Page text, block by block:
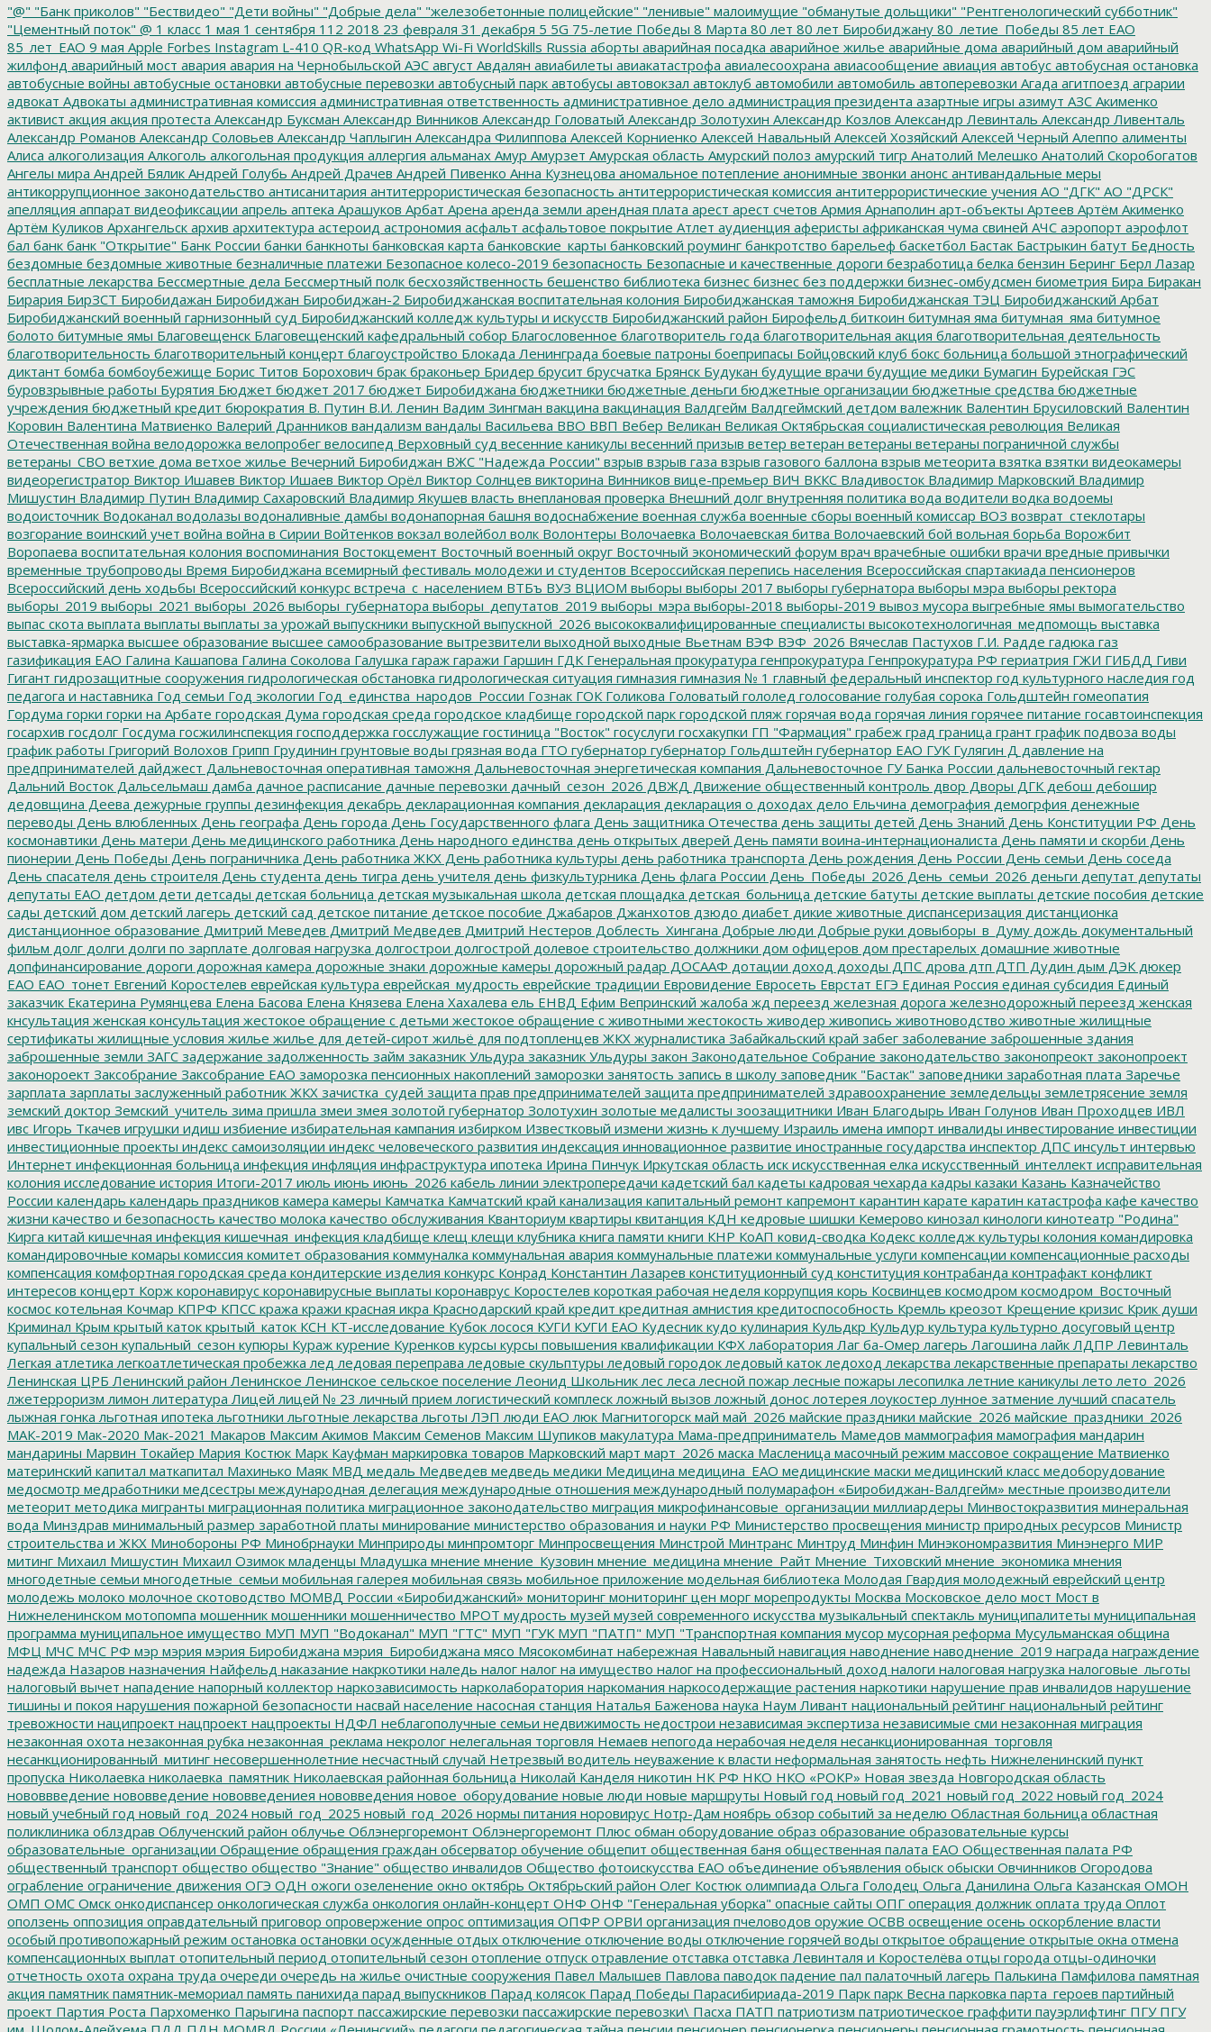
"@" "Банк приколов" "Бествидео" "Дети войны" "Добрые дела" "железобетонные полицейские" "ленивые" малоимущие "обманутые дольщики" "Рентгенологический субботник"
"Цементный поток" @ 1 класс 1 мая 1 сентября 112 2018 23 февраля 31 декабря 5 5G 75-летие Победы 8 Марта 80 лет 80 лет Биробиджану 80_летие_Победы 85 лет ЕАО
85_лет_ЕАО 9 мая Apple Forbes Instagram L-410 QR-код WhatsApp Wi-Fi WorldSkills Russia аборты аварийная посадка аварийное жилье аварийные дома аварийный дом аварийный
жилфонд аварийный мост авария авария на Чернобыльской АЭС август Авдалян авиабилеты авиакатастрофа авиалесоохрана авиасообщение авиация автобус автобусная остановка
автобусные войны автобусные остановки автобусные перевозки автобусный парк автобусы автовокзал автоклуб автомобили автомобиль автоперевозки Агада агитпоезд аграрии
адвокат Адвокаты административная комиссия административная ответственность административное дело администрация президента азартные игры азимут АЗС Акименко
активист акция акция протеста Александр Буксман Александр Винников Александр Головатый Александр Золотухин Александр Козлов Александр Левинталь Александр Ливенталь
Александр Романов Александр Соловьев Александр Чаплыгин Александра Филиппова Алексей Корниенко Алексей Навальный Алексей Хозяйский Алексей Черный Алеппо алименты
Алиса алкоголизация Алкоголь алкогольная продукция аллергия альманах Амур Амурзет Амурская область Амурский полоз амурский тигр Анатолий Мелешко Анатолий Скоробогатов
Ангелы мира Андрей Бялик Андрей Голубь Андрей Драчев Андрей Пивенко Анна Кузнецова аномальное потепление анонимные звонки анонс антивандальные меры
антикоррупционное законодательство антисанитария антитеррористическая безопасность антитеррористическая комиссия антитеррористические учения АО "ДГК" АО "ДРСК"
апелляция аппарат видеофиксации апрель аптека Арашуков Арбат Арена аренда земли арендная плата арест арест счетов Армия Арнаполин арт-объекты Артеев Артём Акименко
Артём Куликов Архангельск архив архитектура астероид астрономия асфальт асфальтовое покрытие Атлет аудиенция аферисты африканская чума свиней АЧС аэропорт аэрофлот
бал банк банк "Открытие" Банк России банки банкноты банковская карта банковские_карты банковский роуминг банкротство барельеф баскетбол Бастак Бастрыкин батут Бедность
бездомные бездомные животные безналичные платежи Безопасное колесо-2019 безопасность Безопасные и качественные дороги безработица белка бензин Беринг Берл Лазар
бесплатные лекарства Бессмертные дела Бессмертный полк бесхозяйственность бешенство библиотека бизнес бизнес без поддержки бизнес-омбудсмен биометрия Бира Биракан
Бирария БирЗСТ Биробидажан Биробиджан Биробиджан-2 Биробиджанская воспитательная колония Биробиджанская таможня Биробиджанская ТЭЦ Биробиджанский Арбат
Биробиджанский военный гарнизонный суд Биробиджанский колледж культуры и искусств Биробиджанский район Бирофельд биткоин битумная яма битумная_яма битумное
болото битумные ямы Благовещенск Благовещенский кафедральный собор Благословенное благотворитель года благотворительная акция благотворительная деятельность
благотворительность благотворительный концерт благоустройство Блокада Ленинграда боевые патроны боеприпасы Бойцовский клуб бокс больница большой этнографический
диктант бомба бомбоубежище Борис Титов Борохович брак браконьер Бридер брусит брусчатка Брянск Будукан будущие врачи будущие медики Бумагин Бурейская ГЭС
буровзрывные работы Бурятия Бюджет бюджет 2017 бюджет Биробиджана бюджетники бюджетные деньги бюджетные организации бюджетные средства бюджетные
учреждения бюджетный кредит бюрократия В. Путин В.И. Ленин Вадим Зингман вакцина вакцинация Валдгейм Валдгеймский детдом валежник Валентин Брусиловский Валентин
Коровин Валентина Матвиенко Валерий Дранников вандализм вандалы Васильева ВВО ВВП Вебер Великан Великая Октябрьская социалистическая революция Великая
Отечественная война велодорожка велопробег велосипед Верховный суд весенние каникулы весенний призыв ветер ветеран ветераны ветераны пограничной службы
ветераны_СВО ветхие дома ветхое жилье Вечерний Биробиджан ВЖС "Надежда России" взрыв взрыв газа взрыв газового баллона взрыв метеорита взятка взятки видеокамеры
видеорегистратор Виктор Ишавев Виктор Ишаев Виктор Орёл Виктор Солнцев викторина Винников вице-премьер ВИЧ ВККС Владивосток Владимир Марковский Владимир
Мишустин Владимир Путин Владимир Сахаровский Владимир Якушев власть внеплановая проверка Внешний долг внутренняя политика вода водители водка водоемы
водоисточник Водоканал водолазы водоналивные дамбы водонапорная башня водоснабжение военная служба военные сборы военный комиссар ВОЗ возврат_стеклотары
возгорание воинский учет война война в Сирии Войтенков вокзал волейбол волк Волонтеры Волочаевка Волочаевская битва Волочаевский бой вольная борьба Ворожбит
Воропаева воспитательная колония воспоминания Востокцемент Восточный военный округ Восточный экономический форум врач врачебные ошибки врачи вредные привычки
временные трубопроводы Время Биробиджана всемирный фестиваль молодежи и студентов Всероссийская перепись населения Всероссийская спартакиада пенсионеров
Всероссийский день ходьбы Всероссийский конкурс встреча_с_населением ВТБъ ВУЗ ВЦИОМ выборы выборы 2017 выборы губернатора выборы мэра выборы ректора
выборы_2019 выборы_2021 выборы_2026 выборы_губернатора выборы_депутатов_2019 выборы_мэра выборы-2018 выборы-2019 вывоз мусора выгребные ямы вымогательство
выпас скота выплата выплаты выплаты за урожай выпускники выпускной выпускной_2026 высококвалифицированные специалисты высокотехнологичная_медпомощь выставка
выставка-ярмарка высшее образование высшее самообразование вытрезвители выходной выходные Вьетнам ВЭФ ВЭФ_2026 Вячеслав Пастухов Г.И. Радде гадюка газ
газификация ЕАО Галина Кашапова Галина Соколова Галушка гараж гаражи Гаршин ГДК Генеральная прокуратура генпрокуратура Генпрокуратура РФ гериатрия ГЖИ ГИБДД Гиви
Гигант гидрозащитные сооружения гидрологическая обстановка гидрологическая ситуация гимназия гимназия № 1 главный федеральный инспектор год культурного наследия год
педагога и наставника Год семьи Год экологии Год_единства_народов_России Гознак ГОК Голикова Головатый гололед голосование голубая сорока Гольдштейн гомеопатия
Гордума горки горки на Арбате городская Дума городская среда городское кладбище городской парк городской пляж горячая вода горячая линия горячее питание госавтоинспекция
госархив госдолг Госдума госжилинспекция господдержка госслужащие гостиница "Восток" госуслуги госхакупки ГП "Фармация" грабеж град граница грант график подвоза воды
график работы Григорий Волохов Грипп Грудинин грунтовые воды грязная вода ГТО губернатор губернатор Гольдштейн губернатор ЕАО ГУК Гулягин Д давление на
предпринимателей дайджест Дальневосточная оперативная таможня Дальневосточная энергетическая компания Дальневосточное ГУ Банка России дальневосточный гектар
Дальний Восток Дальсельмаш дамба дачное расписание дачные перевозки дачный_сезон_2026 ДВЖД Движение общественный контроль двор Дворы ДГК дебош дебошир
дедовщина Деева дежурные группы дезинфекция декабрь декларационная компания декларация декларация о доходах дело Ельчина демография демогрфия денежные
переводы День влюбленных День географа День города День Государственного флага День защитника Отечества день защиты детей День Знаний День Конституции РФ День
космонавтики День матери День медицинского работника День народного единства день открытых дверей День памяти воина-интернационалиста День памяти и скорби День
пионерии День Победы День пограничника День работника ЖКХ День работника культуры день работника транспорта День рождения День России День семьи День соседа
День спасателя день строителя День студента день тигра день учителя день физкультурника День флага России День_Победы_2026 День_семьи_2026 деньги депутат депутаты
депутаты ЕАО детдом дети детсады детская больница детская музыкальная школа детская площадка детская_больница детские батуты детские выплаты детские пособия детские
сады детский дом детский лагерь детский сад детское питание детское пособие Джабаров Джанхотов дзюдо диабет дикие животные диспансеризация дистанционка
дистанционное образование Дмитрий Меведев Дмитрий Медведев Дмитрий Нестеров Доблесть_Хингана Добрые люди Добрые руки довыборы_в_Думу дождь документальный
фильм долг долги долги по зарплате долговая нагрузка долгострои долгострой долевое строительство должники дом офицеров дом престарелых домашние животные
допфинансирование дороги дорожная камера дорожные знаки дорожные камеры дорожный радар ДОСААФ дотации доход доходы ДПС дрова дтп ДТП Дудин дым ДЭК дюкер
ЕАО ЕАО_тонет Евгений Коростелев еврейская культура еврейская_мудрость еврейские традиции Евровидение Евросеть Еврстат ЕГЭ Единая Россия единая субсидия Единый
заказчик Екатерина Румянцева Елена Басова Елена Князева Елена Хахалева ель ЕНВД Ефим Вепринский жалоба жд переезд железная дорога железнодорожный переезд женская
кнсультация женская консультация жестокое обращение с детьми жестокое обращение с животными жестокость живодер живопись животноводство животные жилищные
сертификаты жилищные условия жилье жилье для детей-сирот жильё для подтопленцев ЖКХ журналистика Забайкальский край забег заболевание заброшенные здания
заброшенные земли ЗАГС задержание задолженность займ заказник Ульдура заказник Ульдуры закон Законодательное Собрание законодательство законопреокт законопроект
законороект Заксобрание Заксобрание ЕАО заморозка пенсионных накоплений заморозки занятость запись в школу заповедник "Бастак" заповедники заработная плата Заречье
зарплата зарплаты заслуженный работник ЖКХ зачистка_судей защита прав предпринимателей защита предпринимателей здравоохранение земледельцы землетрясение земля
земский доктор Земский_учитель зима пришла змеи змея золотой губернатор Золотухин золотые медалисты зоозащитники Иван Благодырь Иван Голунов Иван Проходцев ИВЛ
ивс Игорь Ткачев игрушки идиш избиение избирательная кампания избирком Известковый измени жизнь к лучшему Израиль имена импорт инвалиды инвестирование инвестиции
инвестиционные проекты индекс самоизоляции индекс человеческого развития индексация инновационное развитие иностранные государства инспектор ДПС инсульт интервью
Интернет инфекционная больница инфекция инфляция инфраструктура ипотека Ирина Пинчук Иркутская область иск искусственная елка искусственный_интеллект исправительная
колония исследование история Итоги-2017 июль июнь июнь_2026 кабель линии электропередачи кадетский бал кадеты кадровая чехарда кадры казаки Казань Казначейство
России календарь календарь праздников камера камеры Камчатка Камчатский край канализация капитальный ремонт капремонт карантин карате каратин катастрофа кафе качество
жизни качество и безопасность качество молока качество обслуживания Кванториум квартиры квитанция КДН кедровые шишки Кемерово кинозал кинологи кинотеатр "Родина"
Кирга китай кишечная инфекция кишечная_инфекция кладбище клещ клещи клубника книга памяти книги КНР КоАП ковид-сводка Кодекс колледж культуры колония командировка
командировочные комары комиссия комитет образования коммуналка коммунальная авария коммунальные платежи коммунальные услуги компенсации компенсационные расходы
компенсация комфортная городская среда кондитерские изделия конкурс Конрад Константин Лазарев конституционный суд конституция контрабанда контрафакт конфликт
интересов концерт Корж коронавирус коронавирусные выплаты коронаврус Коростелев короткая рабочая неделя коррупция корь Косвинцев космодром космодром_Восточный
космос котельная Кочмар КПРФ КПСС кража кражи красная икра Краснодарский край кредит кредитная амнистия кредитоспособность Кремль креозот Крещение кризис Крик души
Криминал Крым крытый каток крытый_каток КСН КТ-исследование Кубок лосося КУГИ КУГИ ЕАО Кудесник кудо кулинария Кульдкр Кульдур культура культурно досуговый центр
купальный сезон купальный_сезон купюры Кураж курение Куренков курсы курсы повышения квалификации КФХ лаборатория Лаг ба-Омер лагерь Лагошина лайк ЛДПР Левинталь
Легкая атлетика легкоатлетическая пробежка лед ледовая переправа ледовые скульптуры ледовый городок ледовый каток ледоход лекарства лекарственные препараты лекарство
Ленинская ЦРБ Ленинский район Ленинское Ленинское сельское поселение Леонид Школьник лес леса лесной пожар лесные пожары лесопилка летние каникулы лето лето_2026
лжетерроризм лимон литература Лицей лицей № 23 личный прием логистический комплеск ложный вызов ложный донос лотерея лоукостер лунное затмение лучший спасатель
лыжная гонка льготная ипотека льготники льготные лекарства льготы ЛЭП люди ЕАО люк Магнитогорск май май_2026 майские праздники майские_2026 майские_праздники_2026
МАК-2019 Мак-2020 Мак-2021 Макаров Максим Акимов Максим Семенов Максим Шупиков макулатура Мама-предприниматель Мамедов маммография мамография мандарин
мандарины Марвин Токайер Мария Костюк Марк Кауфман маркировка товаров Марковский март март_2026 маска Масленица масочный режим массовое сокращение Матвиенко
материнский капитал маткапитал Махинько Маяк МВД медаль Медведев медведь медики Медицина медицина_ЕАО медицинские маски медицинский класс медоборудование
медосмотр медработники медсестры международная делегация международные отношения международный полумарафон «Биробиджан-Валдгейм» местные производители
метеорит методика мигранты миграционная политика миграционное законодательство миграция микрофинансовые_организации миллиардеры Минвостокразвития минеральная
вода Минздрав минимальный размер заработной платы минирование министерство образования и науки РФ Министерство просвещения министр природных ресурсов Министр
строительства и ЖКХ Минобороны РФ Минобрнауки Минприроды минпромторг Минпросвещения Минстрой Минтранс Минтруд Минфин Минэкономразвития Минэнерго МИР
митинг Михаил Мишустин Михаил Озимок младенцы Младушка мнение мнение_Кузовин мнение_медицина мнение_Райт Мнение_Тиховский мнение_экономика мнения
многодетные семьи многодетные_семьи мобильная галерея мобильная связь мобильное приложение модельная библиотека Молодая Гвардия молодежный еврейский центр
молодежь молоко молочное скотоводство МОМВД России «Биробиджанский» мониторинг мониторинг цен морг морепродукты Москва Московское дело мост Мост в
Нижнеленинском мотопомпа мошенник мошенники мошенничество МРОТ мудрость музей музей современного искусства музыкальный спектакль муниципалитеты муниципальная
программа муниципальное имущество МУП МУП "Водоканал" МУП "ГТС" МУП "ГУК МУП "ПАТП" МУП "Транспортная компания мусор мусорная реформа Мусульманская община
МФЦ МЧС МЧС РФ мэр мэрия мэрия Биробиджана мэрия_Биробиджана мясо Мясокомбинат набережная Навальный навигация наводнение наводнение_2019 награда награждение
надежда Назаров назначения Найфельд наказание накркотики наледь налог налог на имущество налог на профессиональный доход налоги налоговая нагрузка налоговые_льготы
налоговый вычет нападение напорный коллектор наркозависимость нарколаборатория наркомания наркосодержащие растения наркотики нарушение прав инвалидов нарушение
тишины и покоя нарушения пожарной безопасности насвай население насосная станция Наталья Баженова наука Наум Ливант национальный рейтинг национальный рейтинг
тревожности наципроект нацпроект нацпроекты НДФЛ неблагополучные семьи недвижимость недострои независимая экспертиза независимые сми незаконная миграция
незаконная охота незаконная рубка незаконная_реклама некролог нелегальная торговля Немаев непогода нерабочая неделя несанкционированная_торговля
несанкционированный_митинг несовершеннолетние несчастный случай Нетрезвый водитель неуважение к власти неформальная занятость нефть Нижнеленинский пункт
пропуска Николаевка николаевка_памятник Николаевская районная больница Николай Канделя никотин НК РФ НКО НКО «РОКР» Новая звезда Новгородская область
нововвведение нововведение нововведениея нововведения новое_оборудование новые люди новые маршруты Новый год новый год_2021 новый год_2022 новый год_2024
новый учебный год новый_год_2024 новый_год_2025 новый_год_2026 нормы питания норовирус Нотр-Дам ноябрь обзор событий за неделю Областная больница областная
поликлиника облздрав Облученский район облучье Облэнергоремонт Облэнергоремонт Плюс обман оборудование образ образование образовательные курсы
образовательные_организации Обращение обращения граждан обсерватор обучение общепит общественная баня общественная палата ЕАО Общественная палата РФ
общественный транспорт общество общество "Знание" общество инвалидов Общество фотоискусства ЕАО объединение объявления обыск обыски Овчинников Огородова
ограбление ограничение движения ОГЭ ОДН ожоги озеленение окно октябрь Октябрьский район Олег Костюк олимпиада Ольга Голодец Ольга Данилина Ольга Казанская ОМОН
ОМП ОМС Омск онкодиспансер онкологическая служба онкология онлайн-концерт ОНФ ОНФ "Генеральная уборка" опасные сайты ОПГ операция должник оплата труда Оплот
оползень оппозиция оправдательный приговор опровержение опрос оптимизация ОПФР ОРВИ организация пчеловодов оружие ОСВВ освещение осень оскорбление власти
особый противопожарный режим остановка остановки осужденные отдых отключение отключение воды отключение горячей воды открытое обращение открытые окна отмена
компенсационных выплат отопительный период отопительный сезон отопление отпуск отравление отставка отставка Левинталя и Коростелёва отцы города отцы-одиночки
отчетность охота охрана труда очереди очередь на жилье очистные сооружения Павел Малышев Павлова паводок падение пал палаточный лагерь Палькина Памфилова памятная
акция памятник памятник-мемориал память панихида парад выпускников Парад колясок Парад Победы Парасибириада-2019 Парк парк Весна парковка парта_героев партийный
проект Партия Роста Пархоменко Парыгина паспорт пассажирские перевозки пассажирские перевозки\ Пасха ПАТП патриотизм патриотическое граффити пауэрлифтинг ПГУПГУ